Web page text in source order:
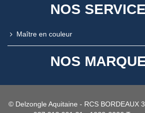
NOS
Maître en couleur
NOS
© Delzongle Aquitaine - RCS BORDEAUX